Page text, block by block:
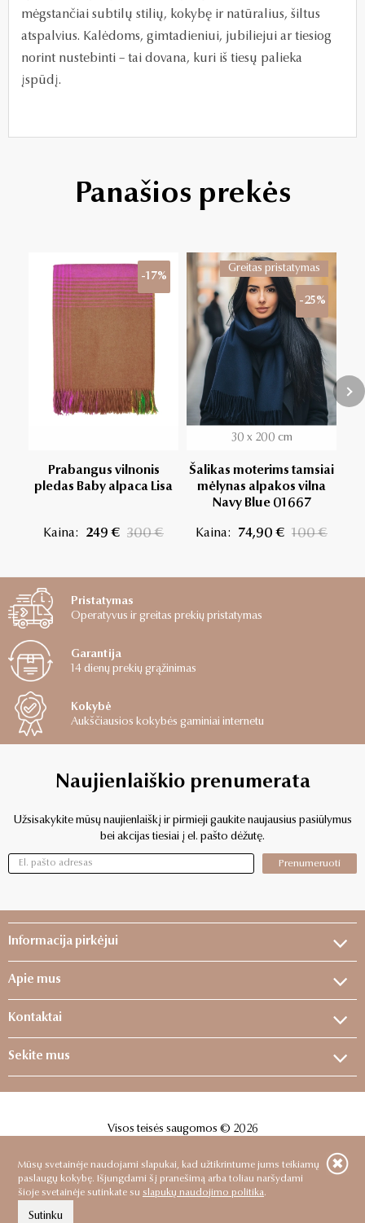
Mūsų svetainėje naudojami slapukai, kad užtikrintume jums teikiamų
paslaugų kokybę. Išjungdami šį pranešimą arba toliau naršydami
šioje svetainėje sutinkate su slapukų naudojimo politika.
Sutinku
mėgstančiai subtilų stilių, kokybę ir natūralius, šiltus
atspalvius. Kalėdoms, gimtadieniui, jubiliejui ar tiesiog
norint nustebinti – tai dovana, kuri iš tiesų palieka
įspūdį.
Panašios prekės
-17%
Prabangus vilnonis
pledas Baby alpaca Lisa
Kaina: 249 € 300 €
Greitas pristatymas
-25%
30 x 200 cm
Šalikas moterims tamsiai
mėlynas alpakos vilna
Navy Blue 01667
Kaina: 74,90 € 100 €
Pristatymas
Operatyvus ir greitas prekių pristatymas
Garantija
14 dienų prekių grąžinimas
Kokybė
Aukščiausios kokybės gaminiai internetu
Naujienlaiškio prenumerata
Užsisakykite mūsų naujienlaiškį ir pirmieji gaukite naujausius pasiūlymus
bei akcijas tiesiai į el. pašto dėžutę.
Prenumeruoti
Informacija pirkėjui
Apie mus
Kontaktai
Sekite mus
Visos teisės saugomos © 2026